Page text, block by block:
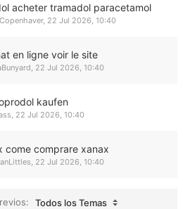
acheter tramadol paracetamol
, 22 Jul 2026, 10:40
en ligne voir le site
, 22 Jul 2026, 10:40
kaufen
, 22 Jul 2026, 10:40
come comprare xanax
, 22 Jul 2026, 10:40
Todos los Temas